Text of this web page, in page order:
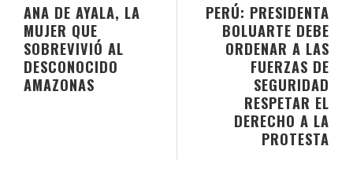
PERÚ: PRESIDENTA
BOLUARTE DEBE
ORDENAR A LAS
FUERZAS DE
SEGURIDAD
RESPETAR EL
DERECHO A LA
PROTESTA
ANA DE AYALA, LA
MUJER QUE
SOBREVIVIÓ AL
DESCONOCIDO
AMAZONAS